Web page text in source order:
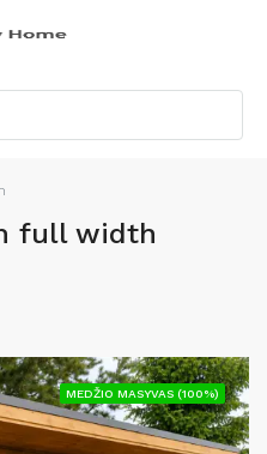
full width
MEDŽIO MASYVAS (100%)